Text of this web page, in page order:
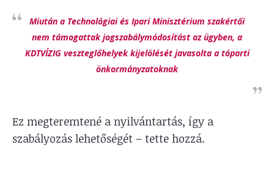
Miután a Technológiai és Ipari Minisztérium szakértői
nem támogattak jogszabálymódosítást az ügyben, a
KDTVÍZIG veszteglőhelyek kijelölését javasolta a tóparti
önkormányzatoknak
Ez megteremtené a nyilvántartás, így a
szabályozás lehetőségét – tette hozzá.